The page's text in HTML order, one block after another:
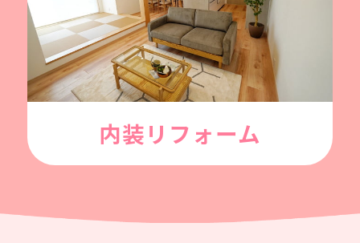
内装リフォーム